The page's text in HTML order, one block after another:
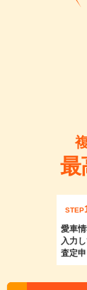
最
STEP
愛車
入力
査定